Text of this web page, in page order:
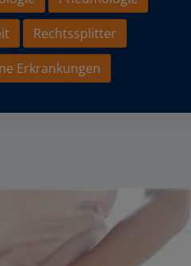
Rechtssplitter
Erkrankungen